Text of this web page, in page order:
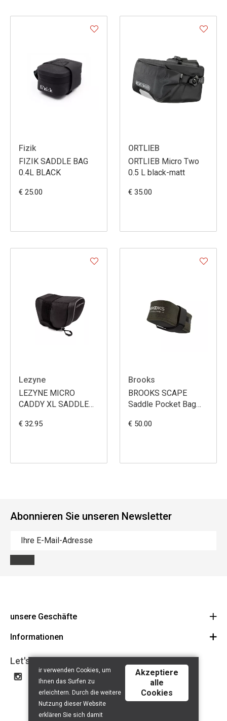
Fizik
FIZIK SADDLE BAG
0.4L BLACK
€ 25.00
ORTLIEB
ORTLIEB Micro Two
0.5 L black-matt
€ 35.00
Lezyne
LEZYNE MICRO
CADDY XL SADDLE
€ 32.95
Brooks
BROOKS SCAPE
Saddle Pocket Bag
€ 50.00
Abonnieren Sie unseren Newsletter
unsere Geschäfte
Cycles Arnold Kontz Gare / Bonnevoie
+352 40 96 74 214 / +352 40 96 74 215
LU 24502609
Informationen
Allgemeine Geschäftsbedingungen
Haftungsausschluss
Datenschutzerklärung
Let's get social
ir verwenden Cookies, um
Ihnen das Surfen zu
erleichtern. Durch die weitere
Nutzung dieser Website
erklären Sie sich damit
Akzeptiere
alle
Cookies